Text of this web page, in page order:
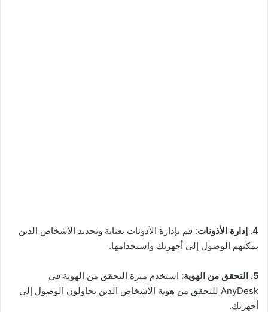
4. إدارة الأذونات
: قم بإدارة الأذونات بعناية وتحديد الأشخاص الذين
يمكنهم الوصول إلى أجهزتك واستخدامها.
5. التحقق من الهوية
: استخدم ميزة التحقق من الهوية فى
AnyDesk للتحقق من هوية الأشخاص الذين يحاولون الوصول إلى
أجهزتك.